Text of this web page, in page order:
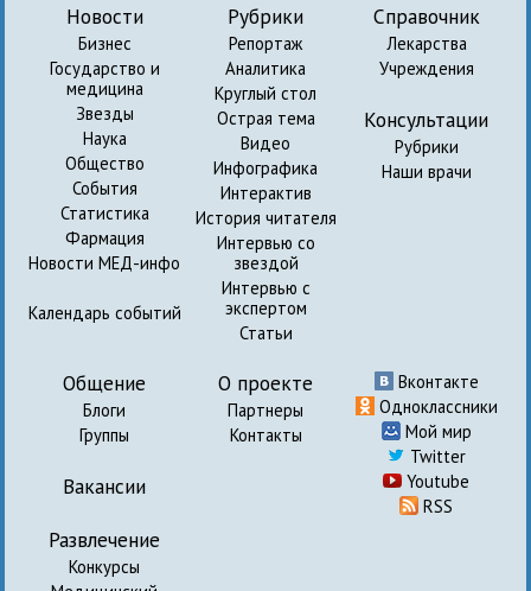
Новости
Бизнес
Государство и
медицина
Звезды
Наука
Общество
События
Статистика
Фармация
Новости МЕД-инфо
Календарь событий
Рубрики
Репортаж
Аналитика
Круглый стол
Острая тема
Видео
Инфографика
Интерактив
История читателя
Интервью со
звездой
Интервью с
экспертом
Статьи
Справочник
Лекарства
Учреждения
Консультации
Рубрики
Наши врачи
Общение
Блоги
Группы
Вакансии
Развлечение
Конкурсы
О проекте
Партнеры
Контакты
Вконтакте
Одноклассники
Мой мир
Twitter
Youtube
RSS